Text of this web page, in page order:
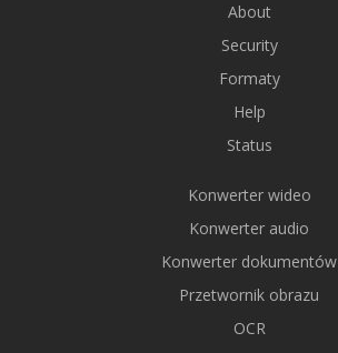
About
Security
Formaty
Help
Status
Konwerter wideo
Konwerter audio
Konwerter dokumentów
Przetwornik obrazu
OCR